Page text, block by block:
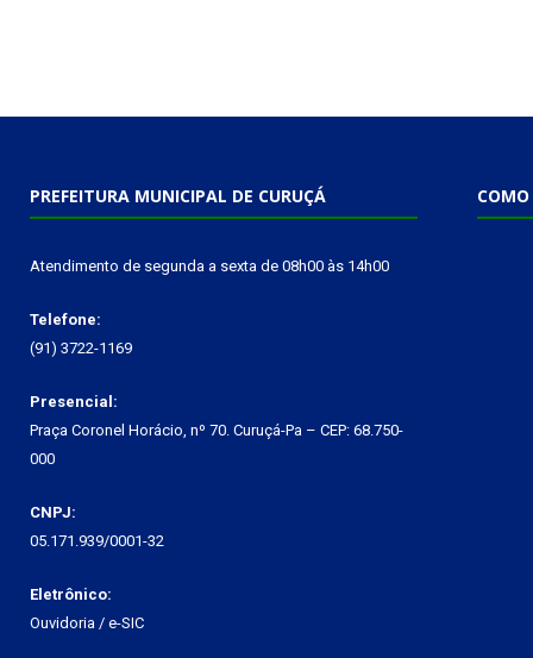
PREFEITURA MUNICIPAL DE CURUÇÁ
Atendimento de segunda a sexta de 08h00 às 14h00
Telefone:
(91) 3722-1169
Presencial:
Praça Coronel Horácio, nº 70. Curuçá-Pa – CEP: 68.750-
000
CNPJ:
05.171.939/0001-32
Eletrônico:
Ouvidoria / e-SIC
COMO